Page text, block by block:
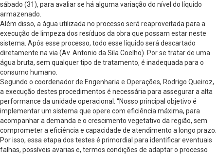
sábado (31), para avaliar se há alguma variação do nível do líquido
armazenado.
Além disso, a água utilizada no processo será reaproveitada para a
execução de limpeza dos resíduos da obra que possam estar neste
sistema. Após esse processo, todo esse líquido será descartado
diretamente na via (Av. Antonio da Sila Coelho). Por se tratar de uma
água bruta, sem qualquer tipo de tratamento, é inadequada para o
consumo humano.
Segundo o coordenador de Engenharia e Operações, Rodrigo Queiroz,
a execução destes procedimentos é necessária para assegurar a alta
performance da unidade operacional. “Nosso principal objetivo é
implementar um sistema que opere com eficiência máxima, para
acompanhar a demanda e o crescimento vegetativo da região, sem
comprometer a eficiência e capacidade de atendimento a longo prazo.
Por isso, essa etapa dos testes é primordial para identificar eventuais
falhas, possíveis avarias e, termos condições de adaptar o processo